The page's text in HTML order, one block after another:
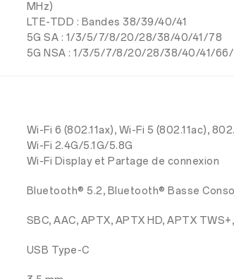
MHz)
LTE-TDD : Bandes 38/39/40/41
5G SA : 1/3/5/7/8/20/28/38/40/41/78
5G NSA : 1/3/5/7/8/20/28/38/40/41/
Wi-Fi 6 (802.11ax), Wi-Fi 5 (802.11ac),
Wi-Fi 2.4G/5.1G/5.8G
Wi-Fi Display et Partage de connexion
Bluetooth® 5.2, Bluetooth® Basse
SBC, AAC, APTX, APTX HD, APTX
USB Type-C